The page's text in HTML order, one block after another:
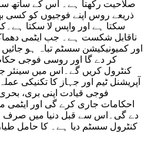
صلاحیت رکھتا ہے۔ اس کے ساتھ
ذریعے روس اپنے فوجیوں کو کسی
سکتا ہے اور واپس لا سکتا
ناقابل شکست ہے۔ جب ایٹمی
اور کمیونیکیشن سسٹم تباہ ہو
کر دے گا اور روسی فوجی
کنٹرول کریں گے۔اس میں سینئر
آپریشنل ٹیم اور جہاز کا تکنیکی
فوجی قیادت اپنی بری،
احکامات جاری کرے گی اور ایٹمی
دے گی۔اس سے قبل دنیا میں صرف
کنٹرول سسٹم دیا ہے۔ کا حامل